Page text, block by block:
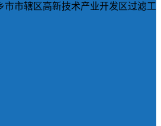
市市辖区高新技术产业开发区过滤工